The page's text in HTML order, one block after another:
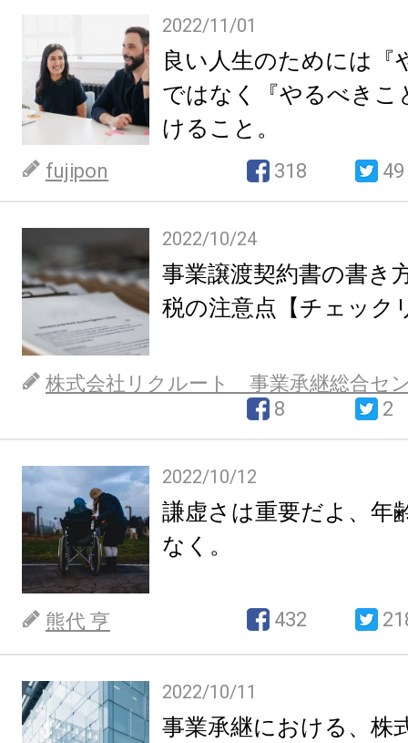
2022/11/01
良い人生のためには『
ではなく『やるべきこ
けること。
fujipon 318 49
2022/10/24
事業譲渡契約書の書き
税の注意点【チェック
株式会社リクルート 事業承継総合セ
8
2
2022/10/12
謙虚さは重要だよ、年
なく。
熊代 亨 432
2022/10/11
事業承継における、株